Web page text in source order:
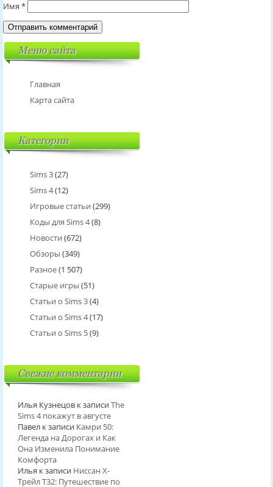
Имя *
Меню сайта
Главная
Карта сайта
Категории
Sims 3(27)
Sims 4(12)
Игровые статьи (299)
Коды для Sims 4(8)
Новости (672)
Обзоры (349)
Разное(1 507)
Старые игры (51)
Статьи о Sims 3(4)
Статьи о Sims 4(17)
Статьи о Sims 5(9)
Свежие комментарии
Илья Кузнецовк записиThe
Sims 4 покажут в августе
Павелк записи Камри 50:
Легенда на Дорогах и Как
Она Изменила Понимание
Комфорта
Илья к записи Ниссан Х-
Трейл T32: Путешествие по